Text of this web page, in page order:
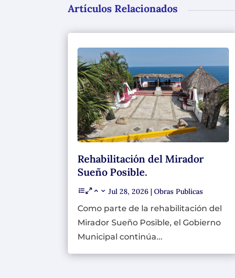
Artículos Relacionados
Rehabilitación del Mirador
Sueño Posible.
Jul 28, 2026 |Obras Publicas
Como parte de la rehabilitación del
Mirador Sueño Posible, el Gobierno
Municipal continúa...